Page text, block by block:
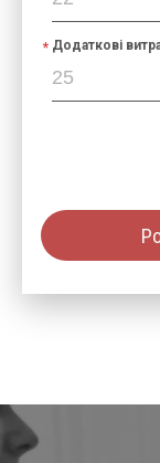
Додаткові